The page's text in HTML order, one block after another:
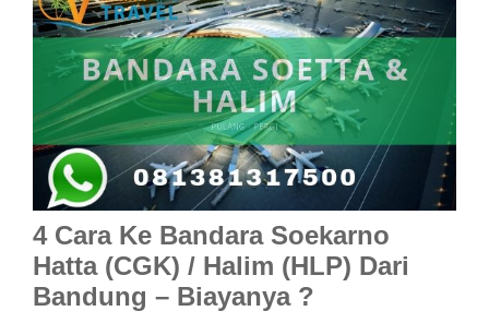
4 Cara Ke Bandara Soekarno
Hatta (CGK) / Halim (HLP) Dari
Bandung – Biayanya ?